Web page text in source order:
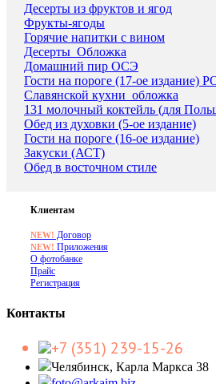
Десерты из фруктов и ягод
Фрукты-ягоды
Горячие напитки с вином
Десерты_Обложка
Домашний пир ОСЭ
Гости на пороге (17-ое издание)
Славянской кухни_обложка
131 молочный коктейль (для
Обед из духовки (5-ое издание)
Гости на пороге (16-ое издание)
Закуски (АСТ)
Обед в восточном стиле
Клиентам
NEW! Договор
NEW! Приложения
О фотобанке
Прайс
Регистрация
Контакты
+7 (351) 239-15-26
Челябинск, Карла Маркса 38